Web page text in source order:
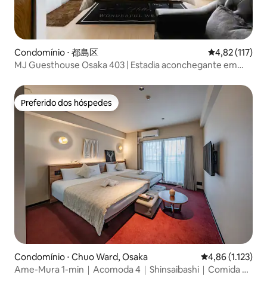
Condomínio ⋅ 都島区 4,82 de uma
4,82 (117)
MJ Guesthouse Osaka 403 | Estadia aconchegante em
Preferido dos hóspedes
Preferido dos hóspedes
Condomínio ⋅ Chuo Ward, Osaka 4,86 de uma
4,86 (1.123)
Ame-Mura 1-min｜Acomoda 4｜Shinsaibashi｜Comida e